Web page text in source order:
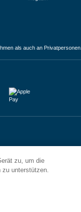
als auch an Privatpersonen.
zu, um die
zu unterstützen.